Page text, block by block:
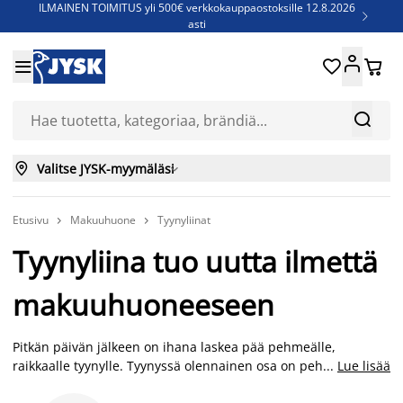
ILMAINEN TOIMITUS yli 500€ verkkokauppaostoksille 12.8.2026
asti

Jenkkisänkyjä - Säästä jopa 60%


 
 Valitse JYSK-myymäläsi
Etusivu  Makuuhuone  Tyynyliinat
Tyynyliina tuo uutta ilmettä
makuuhuoneeseen
Pitkän päivän jälkeen on ihana laskea pää pehmeälle,
raikkaalle tyynylle. Tyynyssä olennainen osa on pehmeää
... Lue lisää